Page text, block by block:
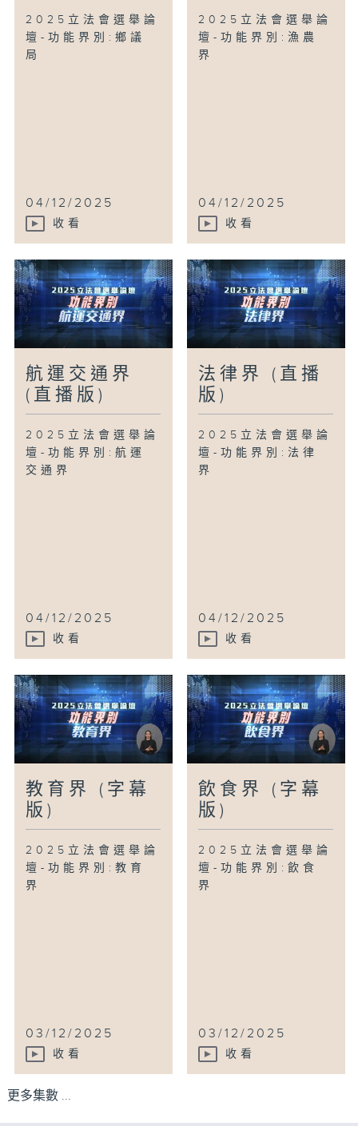
2025立法會選舉論
壇-功能界別:鄉議
局
04/12/2025
收看
2025立法會選舉論
壇-功能界別:漁農
界
04/12/2025
收看
航運交通界
(直播版)
2025立法會選舉論
壇-功能界別:航運
交通界
04/12/2025
收看
法律界 (直播
版)
2025立法會選舉論
壇-功能界別:法律
界
04/12/2025
收看
教育界 (字幕
版)
2025立法會選舉論
壇-功能界別:教育
界
03/12/2025
收看
飲食界 (字幕
版)
2025立法會選舉論
壇-功能界別:飲食
界
03/12/2025
收看
更多集數 ...